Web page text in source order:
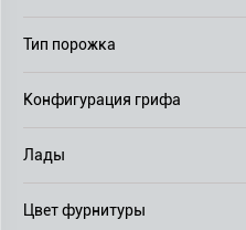
Тип порожка
Конфигурация грифа
Лады
Цвет фурнитуры